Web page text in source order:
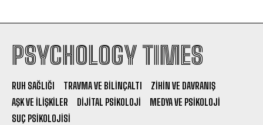
PSYCHOLOGY TIMES
RUH SAĞLIĞI TRAVMA VE BILINÇALTI
ZIHIN VE DAVRANIŞ
AŞK VE İLIŞKILER
DIJITAL PSIKOLOJI
MEDYA VE PSIKOLOJI
SUÇ PSIKOLOJISI